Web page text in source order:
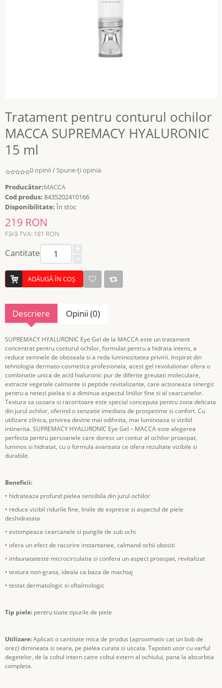
Tratament pentru conturul ochilor
MACCA SUPREMACY HYALURONIC
15 ml
0 opinii /Spune-ţi opinia
Producător:MACCA
Cod produs: 8435202410166
Disponibilitate: În stoc
219 RON
Fără TVA: 181 RON
Cantitate
ADĂUGĂ ÎN COŞ
Descriere Opinii (0)
SUPREMACY HYALURONIC Eye Gel de la MACCA este un tratament
concentrat pentru conturul ochilor, formulat pentru a hidrata intens, a
reduce semnele de oboseala si a reda luminozitatea privirii. Inspirat din
tehnologia dermato-cosmetica profesionala, acest gel revolutionar ofera o
combinatie unica de acid hialuronic pur de diferite greutati moleculare,
extracte vegetale calmante si peptide revitalizante, care actioneaza sinergic
pentru a netezi pielea si a diminua aspectul liniilor fine si al cearcanelor.
Textura sa usoara si racoritoare este special conceputa pentru zona delicata
din jurul ochilor, oferind o senzatie imediata de prospetime si confort. Cu
utilizare zilnica, privirea devine mai odihnita, mai luminoasa si vizibil
intinerita. SUPREMACY HYALURONIC Eye Gel – MACCA este alegerea
perfecta pentru persoanele care doresc un contur al ochilor proaspat,
luminos si hidratat, cu o formula avansata ce ofera rezultate vizibile si
durabile.
Beneficii:
• hidrateaza profund pielea sensibila din jurul ochilor
• reduce vizibil ridurile fine, liniile de expresie si aspectul de piele
deshidratata
• estompeaza cearcanele si pungile de sub ochi
• ofera un efect de racorire instantanee, calmand ochii obositi
• imbunatateste microcirculatia si confera un aspect proaspat, revitalizat
• textura non-grasa, ideala ca baza de machiaj
• testat dermatologic si oftalmologic
Tip piele: pentru toate tipurile de piele
Utilizare:Aplicati o cantitate mica de produs (aproximativ cat un bob de
orez) dimineata si seara, pe pielea curata si uscata. Tapotati usor cu varful
degetelor, de la coltul intern catre coltul extern al ochiului, pana la absorbtia
completa.